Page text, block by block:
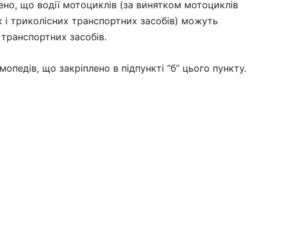
що водії мотоциклів (за винятком мотоциклів
триколісних транспортних засобів) можуть
засобів.
що закріплено в підпункті “б” цього пункту.